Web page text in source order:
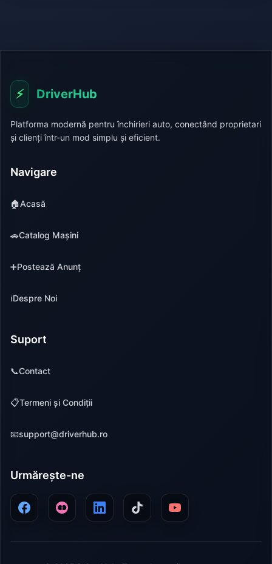
⚡ DriverHub
Platforma modernă pentru închirieri auto, conectând proprietari
și clienți într-un mod simplu și eficient.
Navigare
🏠Acasă
🚗Catalog Mașini
➕Postează Anunț
ℹ️Despre Noi
Suport
📞Contact
📋Termeni și Condiții
📧support@driverhub.ro
Urmărește-ne